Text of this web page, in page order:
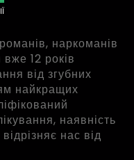
наркоманів
12 років
від згубних
найкращих
наявність
нас від